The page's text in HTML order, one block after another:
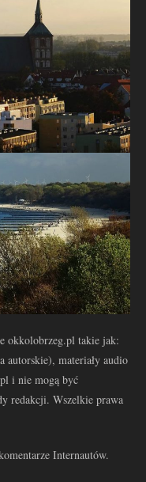
okkolobrzeg.pl takie jak:
autorskie), materiały audio
i nie mogą być
redakcji. Wszelkie prawa
Internautów.